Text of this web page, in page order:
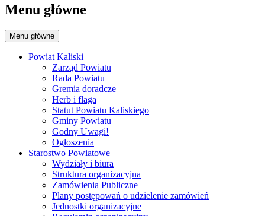
Menu główne
Menu główne
Powiat Kaliski
Zarząd Powiatu
Rada Powiatu
Gremia doradcze
Herb i flaga
Statut Powiatu Kaliskiego
Gminy Powiatu
Godny Uwagi!
Ogłoszenia
Starostwo Powiatowe
Wydziały i biura
Struktura organizacyjna
Zamówienia Publiczne
Plany postępowań o udzielenie zamówień
Jednostki organizacyjne